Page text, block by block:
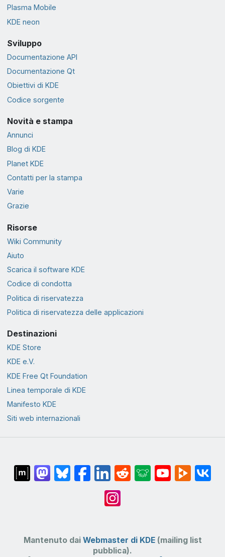
Plasma Mobile
KDE neon
Sviluppo
Documentazione API
Documentazione Qt
Obiettivi di KDE
Codice sorgente
Novità e stampa
Annunci
Blog di KDE
Planet KDE
Contatti per la stampa
Varie
Grazie
Risorse
Wiki Community
Aiuto
Scarica il software KDE
Codice di condotta
Politica di riservatezza
Politica di riservatezza delle applicazioni
Destinazioni
KDE Store
KDE e.V.
KDE Free Qt Foundation
Linea temporale di KDE
Manifesto KDE
Siti web internazionali
Mantenuto dai Webmaster di KDE(mailing list
pubblica).